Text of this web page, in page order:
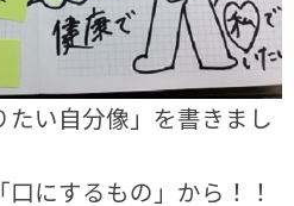
い自分像」を書きまし
にするもの」から！！